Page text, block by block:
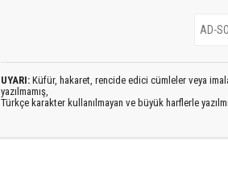
UYARI: Küfür, hakaret, rencide edici cümleler veya
yazılmamış,
Türkçe karakter kullanılmayan ve büyük harflerle